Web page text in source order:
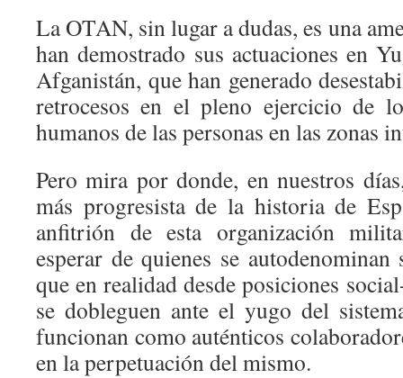
La OTAN, sin lugar a dudas, es una
han demostrado sus actuaciones en
Afganistán, que han generado
retrocesos en el pleno ejercicio de
humanos de las personas en las zonas
Pero mira por donde, en nuestros
más progresista de la historia de
anfitrión de esta organización
esperar de quienes se autodenominan
que en realidad desde posiciones
se dobleguen ante el yugo del
funcionan como auténticos
en la perpetuación del mismo.